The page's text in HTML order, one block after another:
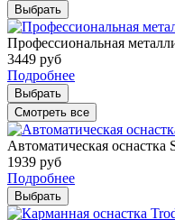
Выбрать
Профессиональная
3449 руб
Подробнее
Выбрать
Смотреть все
Автоматическая оснастка
1939 руб
Подробнее
Выбрать